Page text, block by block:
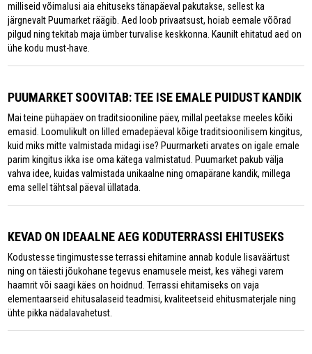
milliseid võimalusi aia ehituseks tänapäeval pakutakse, sellest ka
järgnevalt Puumarket räägib. Aed loob privaatsust, hoiab eemale võõrad
pilgud ning tekitab maja ümber turvalise keskkonna. Kaunilt ehitatud aed on
ühe kodu must-have.
PUUMARKET SOOVITAB: TEE ISE EMALE PUIDUST KANDIK
Mai teine pühapäev on traditsiooniline päev, millal peetakse meeles kõiki
emasid. Loomulikult on lilled emadepäeval kõige traditsioonilisem kingitus,
kuid miks mitte valmistada midagi ise? Puurmarketi arvates on igale emale
parim kingitus ikka ise oma kätega valmistatud. Puumarket pakub välja
vahva idee, kuidas valmistada unikaalne ning omapärane kandik, millega
ema sellel tähtsal päeval üllatada.
KEVAD ON IDEAALNE AEG KODUTERRASSI EHITUSEKS
Kodustesse tingimustesse terrassi ehitamine annab kodule lisaväärtust
ning on täiesti jõukohane tegevus enamusele meist, kes vähegi varem
haamrit või saagi käes on hoidnud. Terrassi ehitamiseks on vaja
elementaarseid ehitusalaseid teadmisi, kvaliteetseid ehitusmaterjale ning
ühte pikka nädalavahetust.